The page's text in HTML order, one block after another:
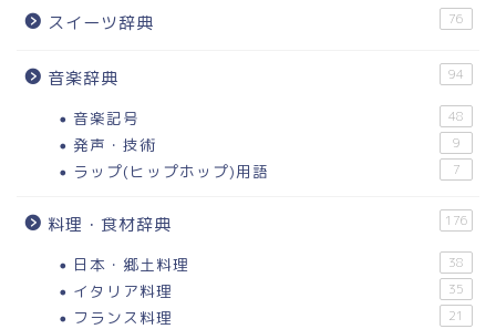
スイーツ辞典 76
音楽辞典 94
音楽記号 48
発声・技術 9
ラップ(ヒップホップ)用語 7
料理・食材辞典 176
日本・郷土料理 38
イタリア料理 35
フランス料理 21